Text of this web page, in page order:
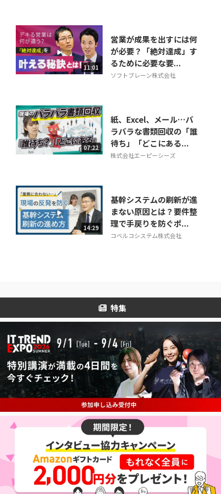
11:01
営業が成果を出すには何
が必要？「絶対達成」す
るために必要な要...
ソフトブレーン株式会社
07:22
紙、Excel、メール…バ
ラバラな書類回収の「誰
待ち」「どこにある...
株式会社エーピーシーズ
14:29
基幹システムの刷新が進
まない原因とは？要件整
理で手戻りを防ぐポ...
コベルコシステム株式会社
特集